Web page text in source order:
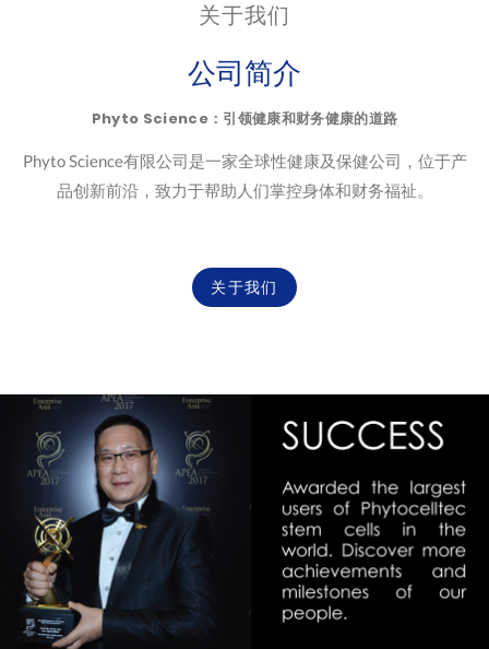
关于我们
公司简介
Phyto Science：引领健康和财务健康的道路
Phyto Science有限公司是一家全球性健康及保健公司，位于产
品创新前沿，致力于帮助人们掌控身体和财务福祉。
关于我们